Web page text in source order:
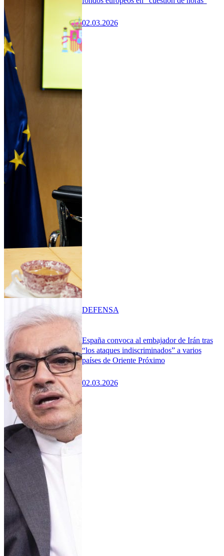
02.03.2026
España convoca al embajador de Irán tras
“los ataques indiscriminados” a varios
países de Oriente Próximo
02.03.2026
DEFENSA